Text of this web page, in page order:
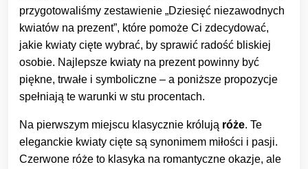
przygotowaliśmy zestawienie „Dziesięć niezawodnych
kwiatów na prezent”, które pomoże Ci zdecydować,
jakie kwiaty cięte wybrać, by sprawić radość bliskiej
osobie. Najlepsze kwiaty na prezent powinny być
piękne, trwałe i symboliczne – a poniższe propozycje
spełniają te warunki w stu procentach.
Na pierwszym miejscu klasycznie królują róże. Te
eleganckie kwiaty cięte są synonimem miłości i pasji.
Czerwone róże to klasyka na romantyczne okazje, ale